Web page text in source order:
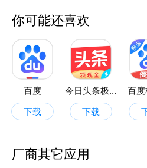
升级。构建突出文化个性的数
为入口，让阅读连接城市的一
你可能还喜欢
百度
下载
今日头条极速版
下载
百
厂商其它应用